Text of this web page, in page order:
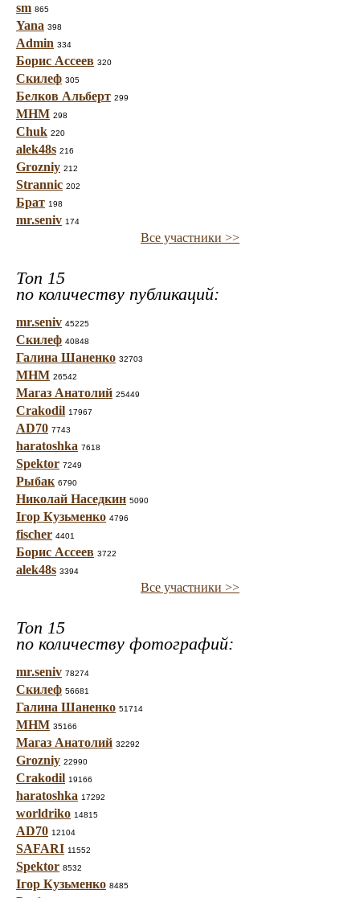
sm 865
Yana 398
Admin 334
Борис Ассеев 320
Скилеф 305
Белков Альберт 299
МНМ 298
Chuk 220
alek48s 216
Grozniy 212
Strannic 202
Брат 198
mr.seniv 174
Все участники >>
Топ 15
по количеству публикаций:
mr.seniv 45225
Скилеф 40848
Галина Шаненко 32703
МНМ 26542
Магаз Анатолий 25449
Crakodil 17967
AD70 7743
haratoshka 7618
Spektor 7249
Рыбак 6790
Николай Наседкин 5090
Ігор Кузьменко 4796
fischer 4401
Борис Ассеев 3722
alek48s 3394
Все участники >>
Топ 15
по количеству фотографий:
mr.seniv 78274
Скилеф 56681
Галина Шаненко 51714
МНМ 35166
Магаз Анатолий 32292
Grozniy 22990
Crakodil 19166
haratoshka 17292
worldriko 14815
AD70 12104
SAFARI 11552
Spektor 8532
Ігор Кузьменко 8485